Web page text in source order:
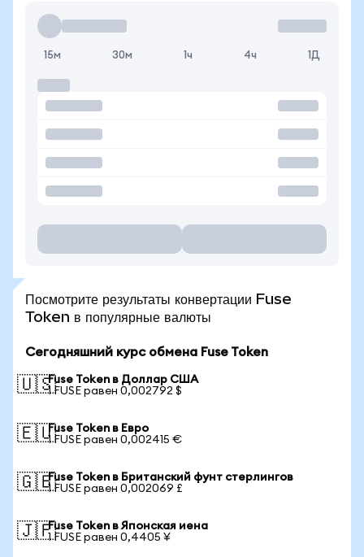
15м 30м 1ч 4ч 1Д
Посмотрите результаты конвертации Fuse
Token в популярные валюты
Сегодняшний курс обмена Fuse Token
🇺🇸Fuse Token в Доллар США
1 FUSE равен 0,002792 $
🇪🇺Fuse Token в Евро
1 FUSE равен 0,002415 €
🇬🇧Fuse Token в Британский фунт стерлингов
1 FUSE равен 0,002069 £
🇯🇵Fuse Token в Японская иена
1 FUSE равен 0,4405 ¥